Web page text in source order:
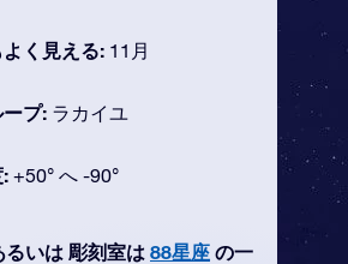
く見える: 11月
プ: ラカイユ
+50° へ -90°
いは 彫刻室は 88星座 の一